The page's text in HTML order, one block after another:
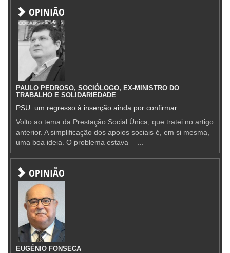
OPINIÃO
PAULO PEDROSO, SOCIÓLOGO, EX-MINISTRO DO
TRABALHO E SOLIDARIEDADE
PSU: um regresso à inserção ainda por confirmar
Volto ao tema da Prestação Social Única, que tratei no artigo
anterior. A simplificação dos apoios sociais é, em si mesma,
uma boa ideia. O problema estava —...
OPINIÃO
EUGÉNIO FONSECA